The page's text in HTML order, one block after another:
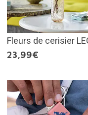
Fleurs de cerisier
23,99€